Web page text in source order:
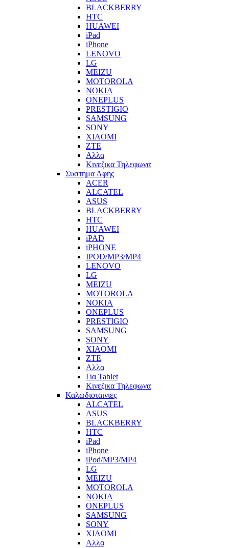
BLACKBERRY
HTC
HUAWEI
iPad
iPhone
LENOVO
LG
MEIZU
MOTOROLA
NOKIA
ONEPLUS
PRESTIGIO
SAMSUNG
SONY
XIAOMI
ZTE
Αλλα
Κινεζικα Τηλεφωνα
Συστημα Αφης
ACER
ALCATEL
ASUS
BLACKBERRY
HTC
HUAWEI
iPAD
iPHONE
IPOD/MP3/MP4
LENOVO
LG
MEIZU
MOTOROLA
NOKIA
ONEPLUS
PRESTIGIO
SAMSUNG
SONY
XIAOMI
ZTE
Αλλα
Για Tablet
Κινεζικα Τηλεφωνα
Καλωδιοταινιες
ALCATEL
ASUS
BLACKBERRY
HTC
iPad
iPhone
iPod/MP3/MP4
LG
MEIZU
MOTOROLA
NOKIA
ONEPLUS
SAMSUNG
SONY
XIAOMI
Αλλα